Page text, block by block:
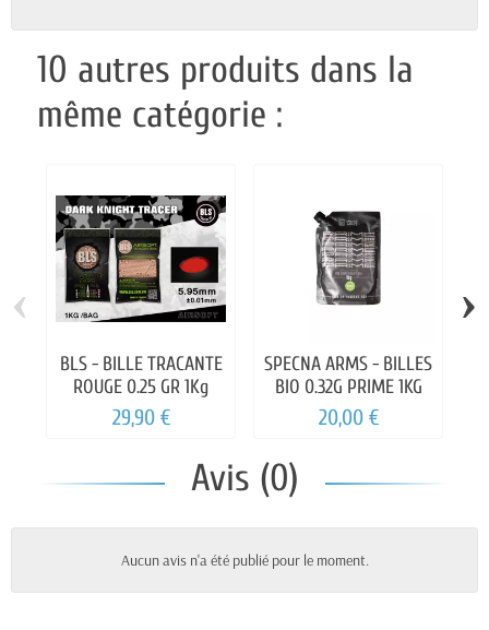
10 autres produits dans la
même catégorie :
BLS - BILLE TRACANTE
ROUGE 0.25 GR 1Kg
29,90 €
SPECNA ARMS - BILLES
BIO 0.32G PRIME 1KG
20,00 €
‹ ›
Avis (0)
Aucun avis n'a été publié pour le moment.